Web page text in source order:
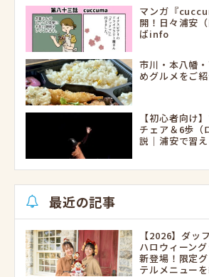
マンガ『
開！日々浦安
ばinfo
市川・本八幡
めグルメをご
【初心者向け
チェア＆6歩（
説｜浦安で習
最近の記事
【2026】ダッ
ハロウィーン
新登場！限定
テルメニュー